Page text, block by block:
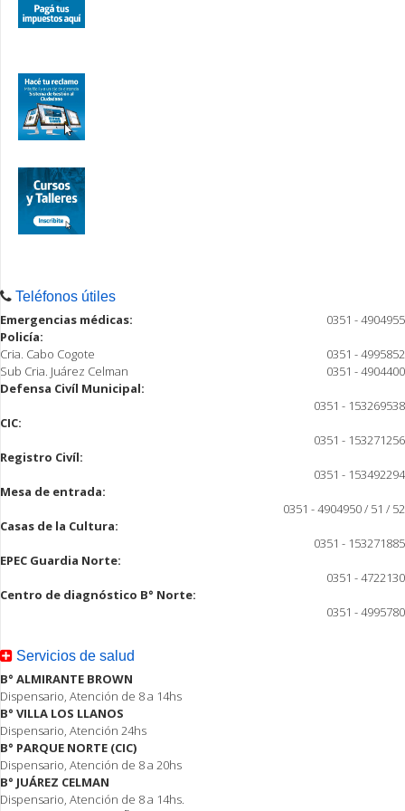
Teléfonos útiles
Emergencias médicas:
0351 - 4904955
Policía:
Cria. Cabo Cogote
0351 - 4995852
Sub Cria. Juárez Celman
0351 - 4904400
Defensa Civíl Municipal:
0351 - 153269538
CIC:
0351 - 153271256
Registro Civíl:
0351 - 153492294
Mesa de entrada:
0351 - 4904950 / 51 / 52
Casas de la Cultura:
0351 - 153271885
EPEC Guardia Norte:
0351 - 4722130
Centro de diagnóstico B° Norte:
0351 - 4995780
Servicios de salud
B° ALMIRANTE BROWN
Dispensario, Atención de 8 a 14hs
B° VILLA LOS LLANOS
Dispensario, Atención 24hs
B° PARQUE NORTE (CIC)
Dispensario, Atención de 8 a 20hs
B° JUÁREZ CELMAN
Dispensario, Atención de 8 a 14hs.